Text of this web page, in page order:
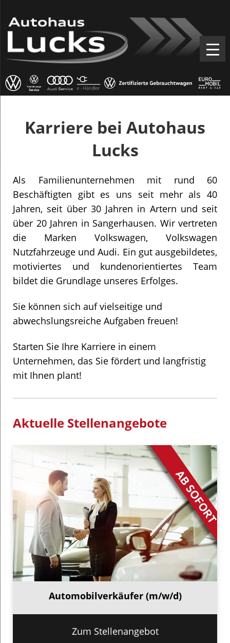
Karriere bei Autohaus
Lucks
Als Familienunternehmen mit rund 60
Beschäftigten gibt es uns seit mehr als 40
Jahren, seit über 30 Jahren in Artern und seit
über 20 Jahren in Sangerhausen. Wir vertreten
die Marken Volkswagen, Volkswagen
Nutzfahrzeuge und Audi. Ein gut ausgebildetes,
motiviertes und kundenorientiertes Team
bildet die Grundlage unseres Erfolges.
Sie können sich auf vielseitige und
abwechslungsreiche Aufgaben freuen!
Starten Sie Ihre Karriere in einem
Unternehmen, das Sie fördert und langfristig
mit Ihnen plant!
Aktuelle Stellenangebote
Automobilverkäufer (m/w/d)
Zum Stellenangebot